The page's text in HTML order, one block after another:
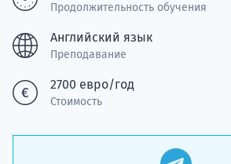
Продолжительность обучения
Английский язык
Преподавание
2700 евро/год
Стоимость